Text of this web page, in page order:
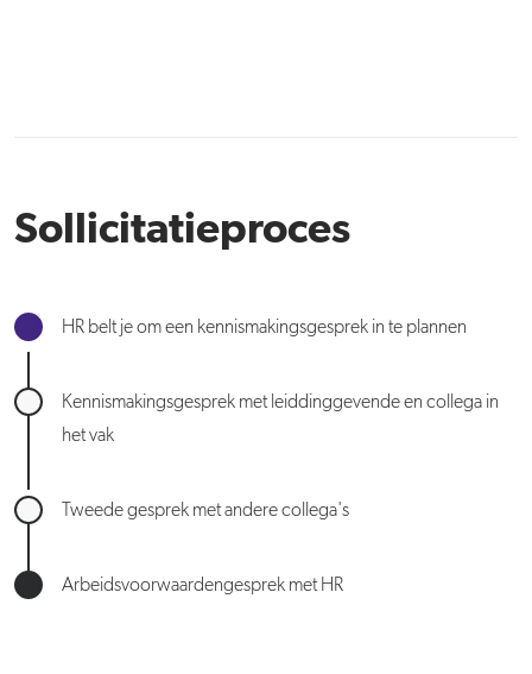
Sollicitatieproces
HR belt je om een kennismakingsgesprek in te plannen
Kennismakingsgesprek met leiddinggevende en collega in
het vak
Tweede gesprek met andere collega's
Arbeidsvoorwaardengesprek met HR